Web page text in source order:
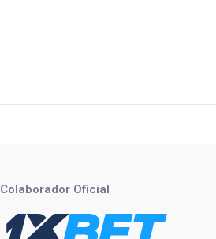
Colaborador Oficial